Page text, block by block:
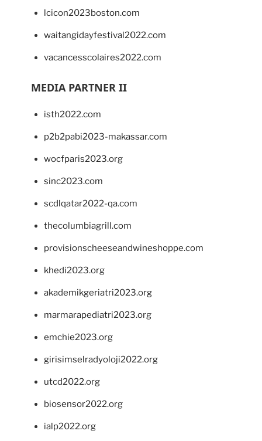
lcicon2023boston.com
waitangidayfestival2022.com
vacancesscolaires2022.com
MEDIA PARTNER II
isth2022.com
p2b2pabi2023-makassar.com
wocfparis2023.org
sinc2023.com
scdlqatar2022-qa.com
thecolumbiagrill.com
provisionscheeseandwineshoppe.com
khedi2023.org
akademikgeriatri2023.org
marmarapediatri2023.org
emchie2023.org
girisimselradyoloji2022.org
utcd2022.org
biosensor2022.org
ialp2022.org